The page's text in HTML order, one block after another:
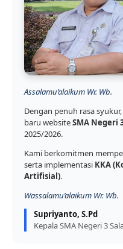
Assalamu’alaikum Wr. Wb.
Dengan penuh rasa
baru websiteSMA Negeri
2025/2026.
Kami berkomitmen
serta implementasi KKA
Artifisial).
Wassalamu’alaikum Wr. Wb.
Supriyanto, S.Pd
Kepala SMA Negeri 3